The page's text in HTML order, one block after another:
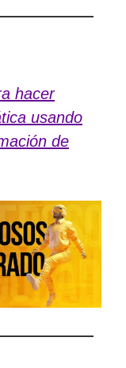
hacer
usando
de